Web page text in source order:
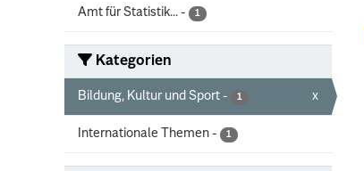
Amt für Statistik... - 1
Kategorien
Bildung, Kultur und Sport - 1 x
Internationale Themen - 1